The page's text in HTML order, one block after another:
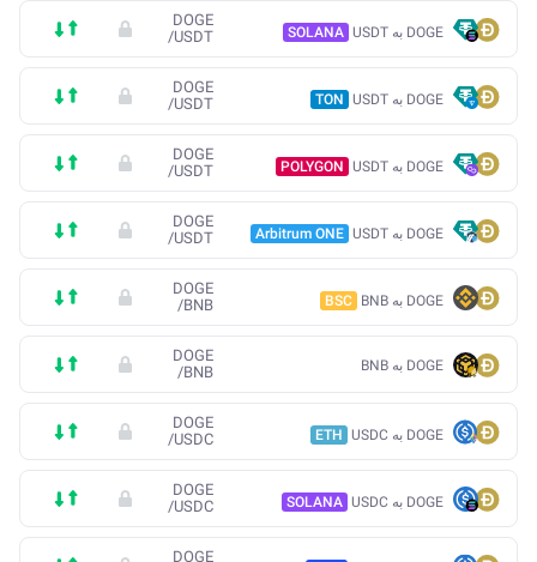
DOGE به USDT SOLANA
DOGE
/USDT
DOGE به USDT TON
DOGE
/USDT
DOGE به USDT POLYGON
DOGE
/USDT
DOGE به USDT Arbitrum ONE
DOGE
/USDT
DOGE به BNB BSC
DOGE
/BNB
DOGE به BNB
DOGE
/BNB
DOGE به USDC ETH
DOGE
/USDC
DOGE به USDC SOLANA
DOGE
/USDC
DOGE